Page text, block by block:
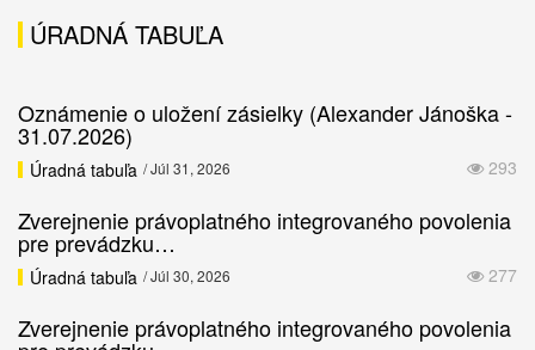
ÚRADNÁ TABUĽA
Oznámenie o uložení zásielky (Alexander Jánoška -
31.07.2026)
293
Úradná tabuľa / Júl 31, 2026
Zverejnenie právoplatného integrovaného povolenia
pre prevádzku…
277
Úradná tabuľa / Júl 30, 2026
Zverejnenie právoplatného integrovaného povolenia